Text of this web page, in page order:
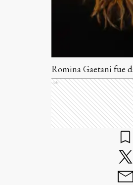
Romina Gaetani fue
Ads